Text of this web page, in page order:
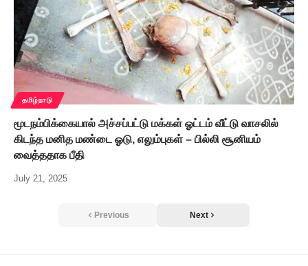
தமிழ்நாடு
மூடநம்பிக்கையால் அச்சப்பட்டு மக்கள் ஓட்டம் வீட்டு வாசலில்
கிடந்த மனித மண்டை ஓடு, எலும்புகள் – பில்லி சூனியம்
வைத்ததாக பீதி
July 21, 2025
Previous Next